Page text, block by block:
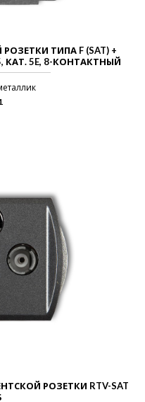
ТИПА F (SAT) +
КАТ. 5E, 8-КОНТАКТНЫЙ
РОЗЕТКИ RTV-SAT